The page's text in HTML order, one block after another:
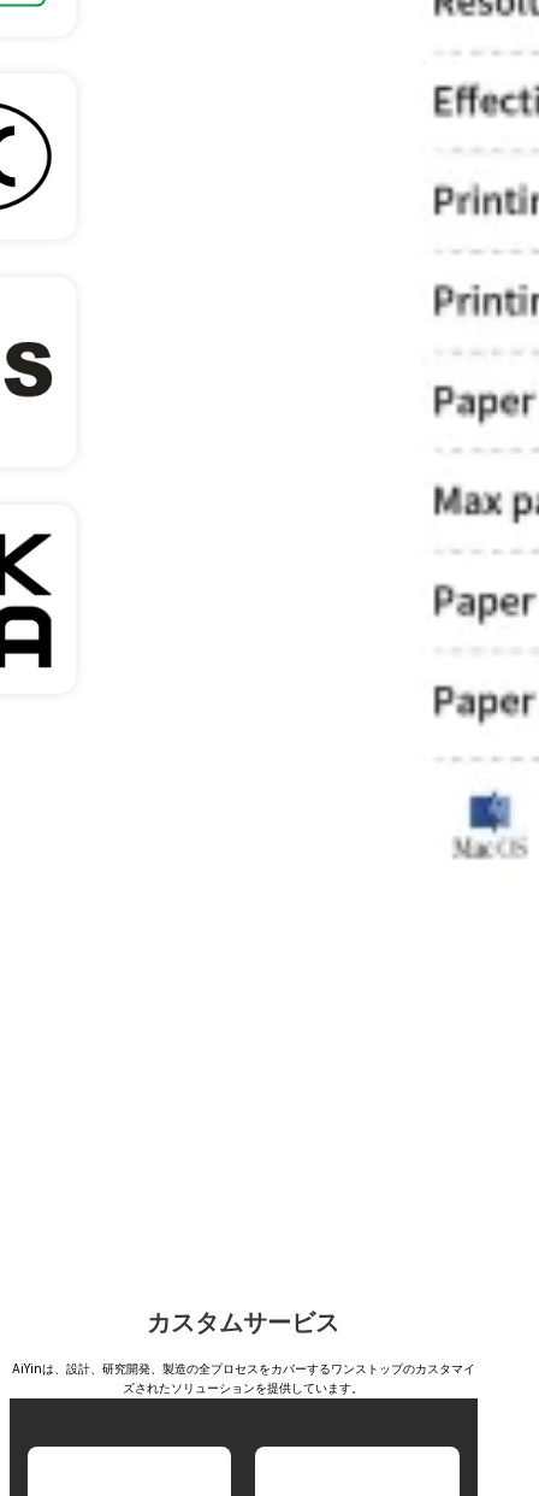
カスタムサービス
AiYinは、設計、研究開発、製造の全プロセスをカバーするワンストップのカスタマイ
ズされたソリューションを提供しています。